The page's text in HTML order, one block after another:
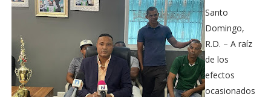
Santo
Domingo,
R.D. – A raíz
de los
efectos
ocasionados